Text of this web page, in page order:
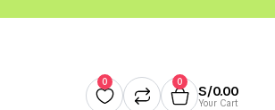
0 0
S/0.00
Your Cart